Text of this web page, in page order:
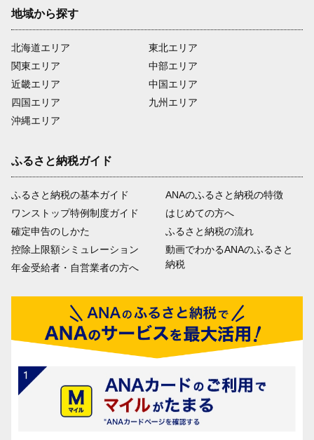
地域から探す
北海道エリア
関東エリア
近畿エリア
四国エリア
沖縄エリア
東北エリア
中部エリア
中国エリア
九州エリア
ふるさと納税ガイド
ふるさと納税の基本ガイド
ワンストップ特例制度ガイド
確定申告のしかた
控除上限額シミュレーション
年金受給者・自営業者の方へ
ANAのふるさと納税の特徴
はじめての方へ
ふるさと納税の流れ
動画でわかるANAのふるさと
納税